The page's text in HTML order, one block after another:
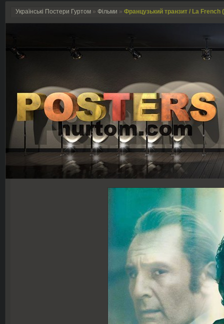
Українські Постери Гуртом » Фільми » Французький транзит / La French